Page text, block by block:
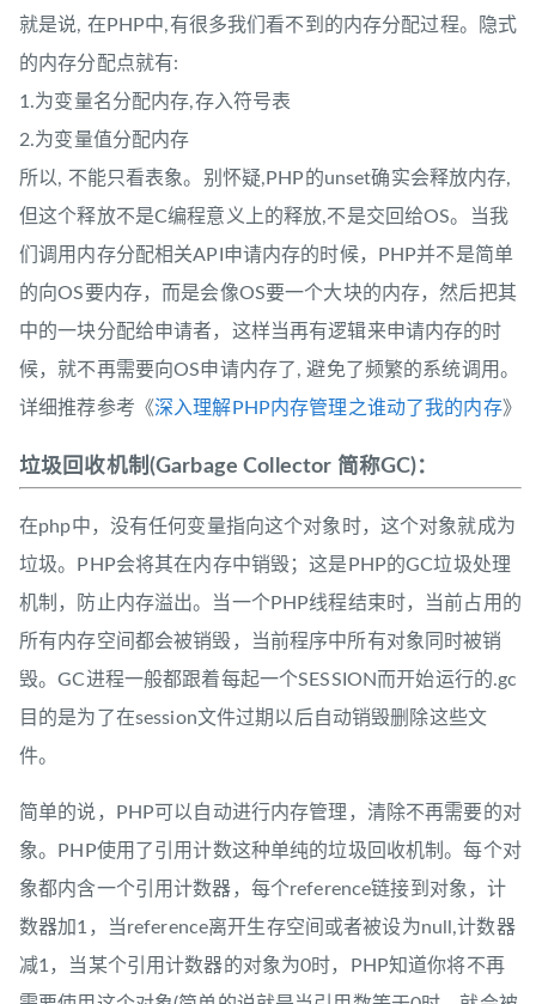
就是说, 在PHP中,有很多我们看不到的内存分配过程。隐式
的内存分配点就有:
1.为变量名分配内存,存入符号表
2.为变量值分配内存
所以, 不能只看表象。别怀疑,PHP的unset确实会释放内存,
但这个释放不是C编程意义上的释放,不是交回给OS。当我
们调用内存分配相关API申请内存的时候，PHP并不是简单
的向OS要内存，而是会像OS要一个大块的内存，然后把其
中的一块分配给申请者，这样当再有逻辑来申请内存的时
候，就不再需要向OS申请内存了, 避免了频繁的系统调用。
详细推荐参考《深入理解PHP内存管理之谁动了我的内存》
垃圾回收机制(Garbage Collector 简称GC)：
在php中，没有任何变量指向这个对象时，这个对象就成为
垃圾。PHP会将其在内存中销毁；这是PHP的GC垃圾处理
机制，防止内存溢出。当一个PHP线程结束时，当前占用的
所有内存空间都会被销毁，当前程序中所有对象同时被销
毁。GC进程一般都跟着每起一个SESSION而开始运行的.gc
目的是为了在session文件过期以后自动销毁删除这些文
件。
简单的说，PHP可以自动进行内存管理，清除不再需要的对
象。PHP使用了引用计数这种单纯的垃圾回收机制。每个对
象都内含一个引用计数器，每个reference链接到对象，计
数器加1，当reference离开生存空间或者被设为null,计数器
减1，当某个引用计数器的对象为0时，PHP知道你将不再